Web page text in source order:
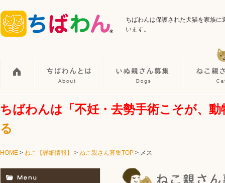
ちばわんは保護された犬猫を家族
います。
ちばわんは「不妊・去勢手術こそが、
る
HOME > ねこ【詳細情報】 > ねこ親さん募集TOP > メス